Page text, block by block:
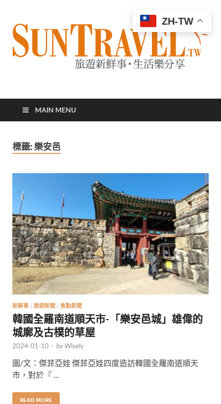
太陽網
MAIN MENU
標籤: 樂安邑
新鮮事 / 旅遊新聞 / 焦點新聞
韓國全羅南道順天市-「樂安邑城」雄偉的
城廓及古樸的草屋
2024-01-10 - byWisely
圖/文：傑菲亞娃 傑菲亞娃四度造訪韓國全羅南道順天
市，對於『 …
READ MORE
ZH-TW